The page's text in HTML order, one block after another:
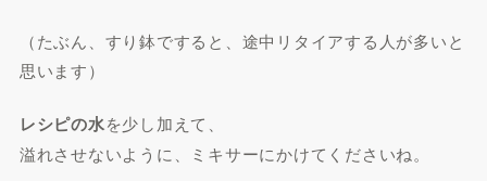
（たぶん、すり鉢ですると、途中リタイアする人が多いと
思います）
レシピの水を少し加えて、
溢れさせないように、ミキサーにかけてくださいね。